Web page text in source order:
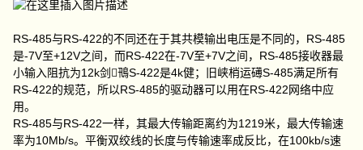
RS-485与RS-422的不同还在于其共模输出电压是不同的，RS-485
是-7V至+12V之间，而RS-422在-7V至+7V之间，RS-485接收器最
小输入阻抗为12k剑鳵S-422是4k健；旧峡梢运礡S-485满足所有
RS-422的规范，所以RS-485的驱动器可以用在RS-422网络中应
用。
RS-485与RS-422一样，其最大传输距离约为1219米，最大传输速
率为10Mb/s。平衡双绞线的长度与传输速率成反比，在100kb/s速